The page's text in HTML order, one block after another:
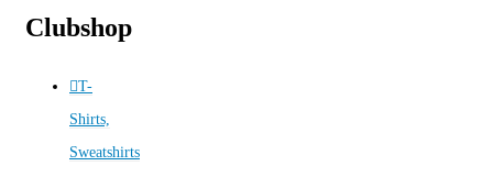
Clubshop
T-
Shirts,
Sweatshirts